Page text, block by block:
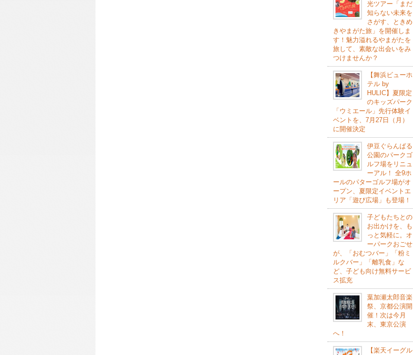
光ツアー「まだ
知らない未来を
さがす、ときめ
きやまがた旅」を開催しま
す！魅力溢れるやまがたを
旅して、素敵な出会いをみ
つけませんか？
【舞浜ビューホ
テル by
HULIC】夏限定
のキッズパーク
「ウミエール」先行体験イ
ベントを、7月27日（月）
に開催決定
伊豆ぐらんぱる
公園のパークゴ
ルフ場をリニュ
ーアル！ 全9ホ
ールのパターゴルフ場がオ
ープン、夏限定イベントエ
リア「遊び広場」も登場！
子どもたちとの
お出かけを、も
っと気軽に。オ
ーパークおごせ
が、「おむつバー」「粉ミ
ルクバー」「離乳食」な
ど、子ども向け無料サービ
ス拡充
葉加瀬太郎音楽
祭、京都公演開
催！次は今月
末、東京公演
へ！
【楽天イーグル